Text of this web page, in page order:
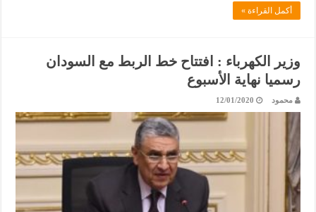
أكمل القراءة »
وزير الكهرباء : افتتاح خط الربط مع السودان
رسميا نهاية الأسبوع
محمود 12/01/2020